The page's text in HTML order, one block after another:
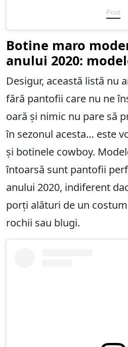
Post
Botine maro
anului 2020:
Desigur, această listă nu
fără pantofii care nu ne
oară și nimic nu pare să
în sezonul acesta… este
și botinele cowboy.
întoarsă sunt pantofii
anului 2020, indiferent
porți alături de un costum
rochii sau blugi.